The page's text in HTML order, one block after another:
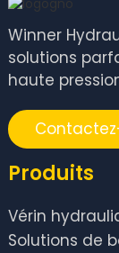
Winner
solutions
haute
Produits
Vérin
Solutions de